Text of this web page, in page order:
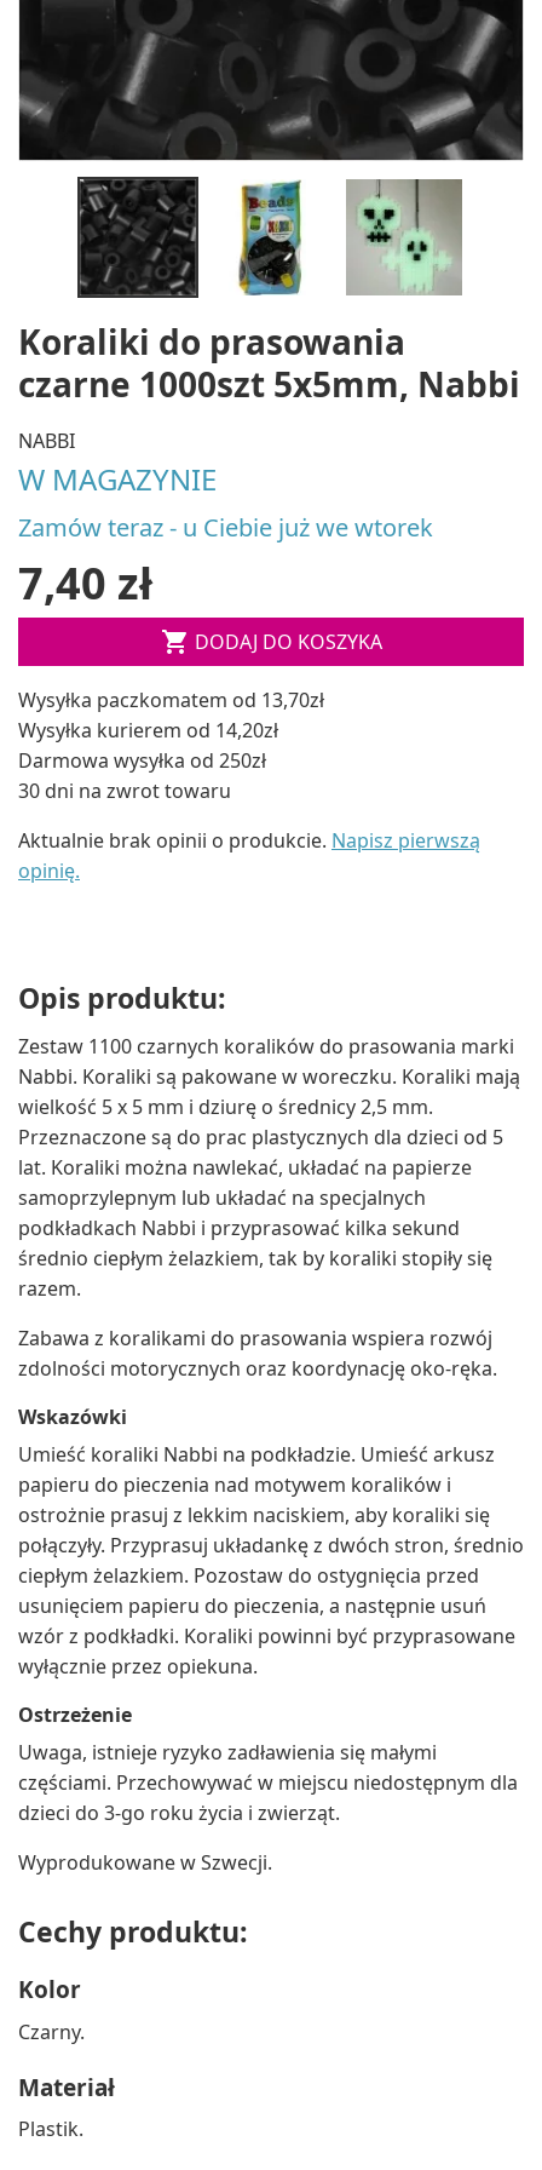
Koraliki do prasowania
czarne 1000szt 5x5mm, Nabbi
NABBI
W MAGAZYNIE
Zamów teraz - u Ciebie już we wtorek
7,40 zł
 DODAJ DO KOSZYKA
Wysyłka paczkomatem od 13,70zł
Wysyłka kurierem od 14,20zł
Darmowa wysyłka od 250zł
30 dni na zwrot towaru
Aktualnie brak opinii o produkcie. Napisz pierwszą
opinię.
Opis produktu:
Zestaw 1100 czarnych koralików do prasowania marki
Nabbi. Koraliki są pakowane w woreczku. Koraliki mają
wielkość 5 x 5 mm i dziurę o średnicy 2,5 mm.
Przeznaczone są do prac plastycznych dla dzieci od 5
lat. Koraliki można nawlekać, układać na papierze
samoprzylepnym lub układać na specjalnych
podkładkach Nabbi i przyprasować kilka sekund
średnio ciepłym żelazkiem, tak by koraliki stopiły się
razem.
Zabawa z koralikami do prasowania wspiera rozwój
zdolności motorycznych oraz koordynację oko-ręka.
Wskazówki
Umieść koraliki Nabbi na podkładzie. Umieść arkusz
papieru do pieczenia nad motywem koralików i
ostrożnie prasuj z lekkim naciskiem, aby koraliki się
połączyły. Przyprasuj układankę z dwóch stron, średnio
ciepłym żelazkiem. Pozostaw do ostygnięcia przed
usunięciem papieru do pieczenia, a następnie usuń
wzór z podkładki. Koraliki powinni być przyprasowane
wyłącznie przez opiekuna.
Ostrzeżenie
Uwaga, istnieje ryzyko zadławienia się małymi
częściami. Przechowywać w miejscu niedostępnym dla
dzieci do 3-go roku życia i zwierząt.
Wyprodukowane w Szwecji.
Cechy produktu:
Kolor
Czarny.
Materiał
Plastik.